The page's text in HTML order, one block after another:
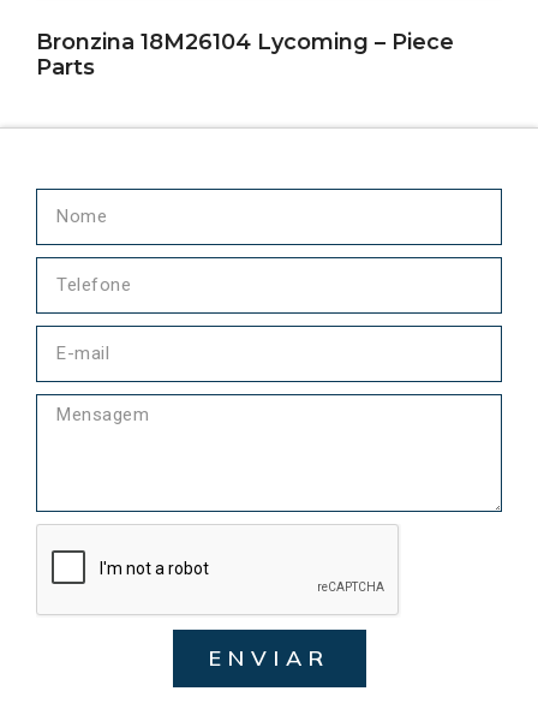
Bronzina 18M26104 Lycoming – Piece
Parts
ENVIAR